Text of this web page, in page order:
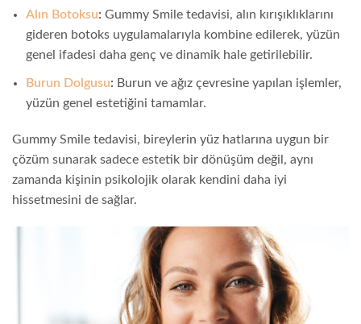
Alın Botoksu: Gummy Smile tedavisi, alın kırışıklıklarını
gideren botoks uygulamalarıyla kombine edilerek, yüzün
genel ifadesi daha genç ve dinamik hale getirilebilir.
Burun Dolgusu: Burun ve ağız çevresine yapılan işlemler,
yüzün genel estetiğini tamamlar.
Gummy Smile tedavisi, bireylerin yüz hatlarına uygun bir
çözüm sunarak sadece estetik bir dönüşüm değil, aynı
zamanda kişinin psikolojik olarak kendini daha iyi
hissetmesini de sağlar.